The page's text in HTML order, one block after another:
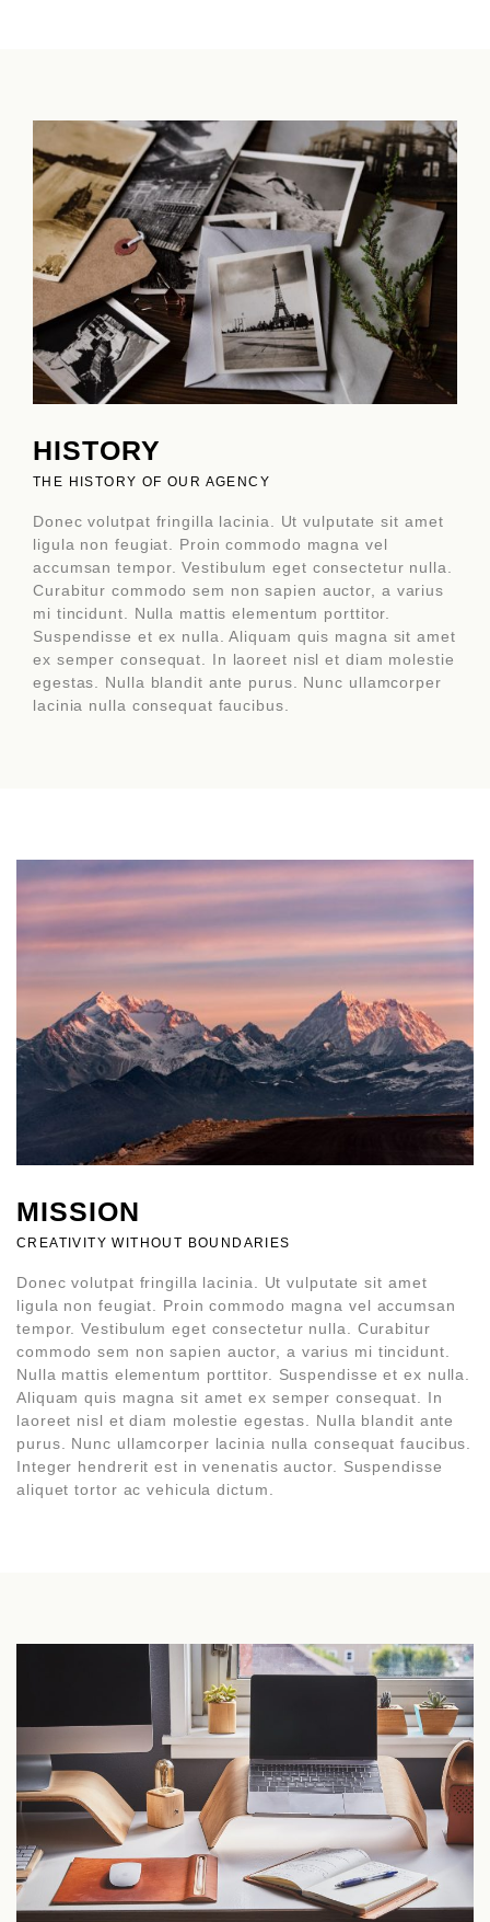
HISTORY
THE HISTORY OF OUR AGENCY
Donec volutpat fringilla lacinia. Ut vulputate sit amet
ligula non feugiat. Proin commodo magna vel
accumsan tempor. Vestibulum eget consectetur nulla.
Curabitur commodo sem non sapien auctor, a varius
mi tincidunt. Nulla mattis elementum porttitor.
Suspendisse et ex nulla. Aliquam quis magna sit amet
ex semper consequat. In laoreet nisl et diam molestie
egestas. Nulla blandit ante purus. Nunc ullamcorper
lacinia nulla consequat faucibus.
MISSION
CREATIVITY WITHOUT BOUNDARIES
Donec volutpat fringilla lacinia. Ut vulputate sit amet
ligula non feugiat. Proin commodo magna vel accumsan
tempor. Vestibulum eget consectetur nulla. Curabitur
commodo sem non sapien auctor, a varius mi tincidunt.
Nulla mattis elementum porttitor. Suspendisse et ex nulla.
Aliquam quis magna sit amet ex semper consequat. In
laoreet nisl et diam molestie egestas. Nulla blandit ante
purus. Nunc ullamcorper lacinia nulla consequat faucibus.
Integer hendrerit est in venenatis auctor. Suspendisse
aliquet tortor ac vehicula dictum.